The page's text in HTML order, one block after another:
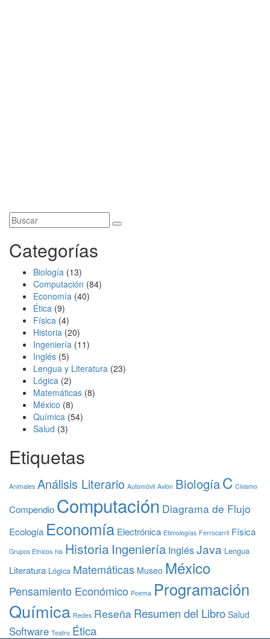
Categorías
Biología (13)
Computación (84)
Economía (40)
Ética (9)
Física (4)
Historia (20)
Ingeniería (11)
Inglés (5)
Lengua y Literatura (23)
Lógica (2)
Matemáticas (8)
México (8)
Química (54)
Salud (3)
Etiquetas
Animales Análisis Literario Automóvil Avión BiologíaC Civismo
Compendio Computación Diagrama de Flujo
Ecología Economía Electrónica Etimologías Ferrocarril Física
Grupos Étnicos his Historia Ingeniería InglésJava Lengua
Literatura Lógica Matemáticas Museo México
Pensamiento Económico Poema Programación
Química Redes Reseña Resumen del Libro Salud
Software Teatro Ética